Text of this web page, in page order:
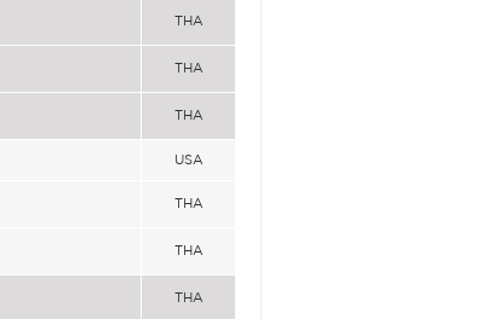
THA
THA
THA
USA
THA
THA
THA